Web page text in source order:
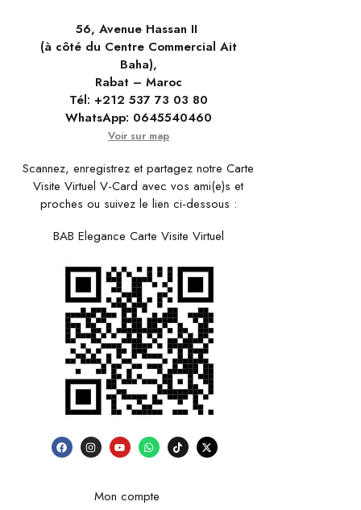
56, Avenue Hassan II
(à côté du Centre Commercial Ait
Baha),
Rabat – Maroc
Tél: +212 537 73 03 80
WhatsApp: 0645540460
Voir sur map
Scannez, enregistrez et partagez notre Carte
Visite Virtuel V-Card avec vos ami(e)s et
proches ou suivez le lien ci-dessous :
BAB Elegance Carte Visite Virtuel
Mon compte